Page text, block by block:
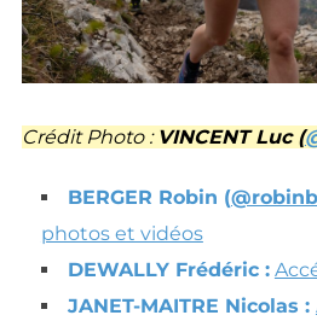
Crédit Photo : VINCENT Luc (
BERGER Robin (
photos et vidéos
DEWALLY Frédéric :
JANET-MAITRE Nicolas :